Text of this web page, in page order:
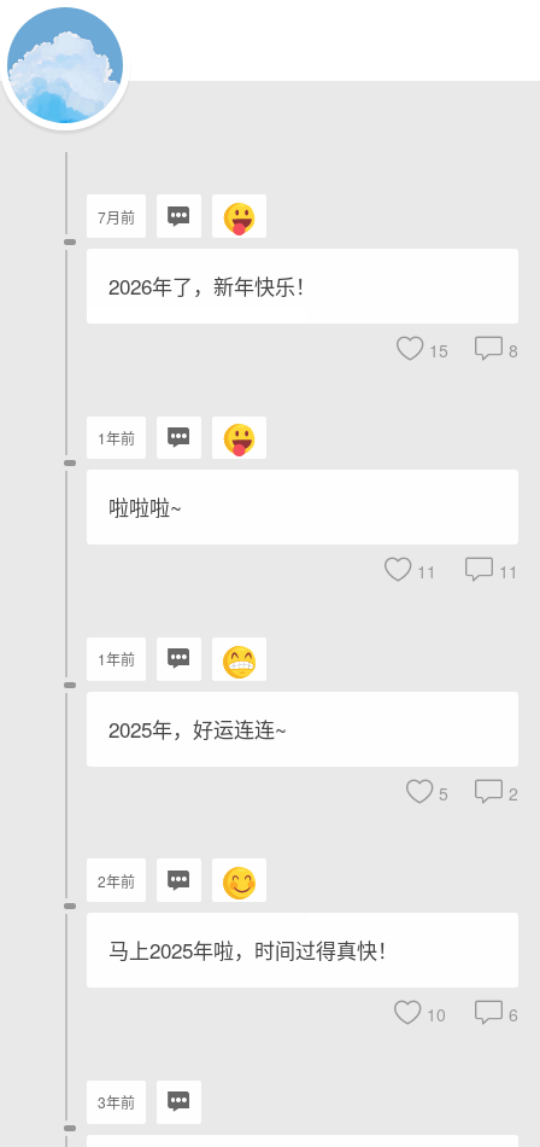
7月前
2026年了，新年快乐！
15 8
1年前
啦啦啦~
11 11
1年前
2025年，好运连连~
5 2
2年前
马上2025年啦，时间过得真快！
10 6
3年前